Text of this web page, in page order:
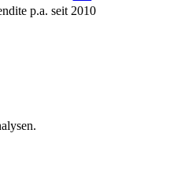
p.a. seit 2010